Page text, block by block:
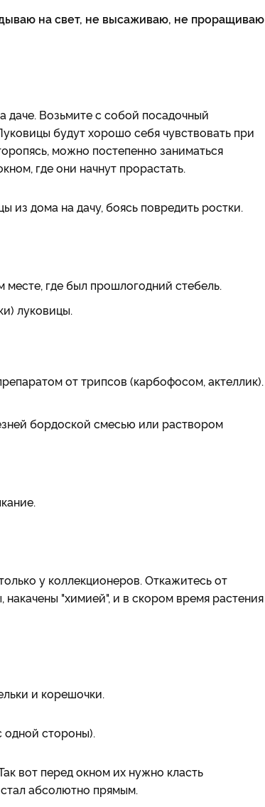
на свет, не высаживаю, не проращиваю
даче. Возьмите с собой посадочный
будут хорошо себя чувствовать при
можно постепенно заниматься
где они начнут прорастать.
из дома на дачу, боясь повредить ростки.
где был прошлогодний стебель.
луковицы.
от трипсов (карбофосом, актеллик).
бордоской смесью или раствором
у коллекционеров. Откажитесь от
"химией", и в скором время растения
и корешочки.
одной стороны).
вот перед окном их нужно класть
абсолютно прямым.